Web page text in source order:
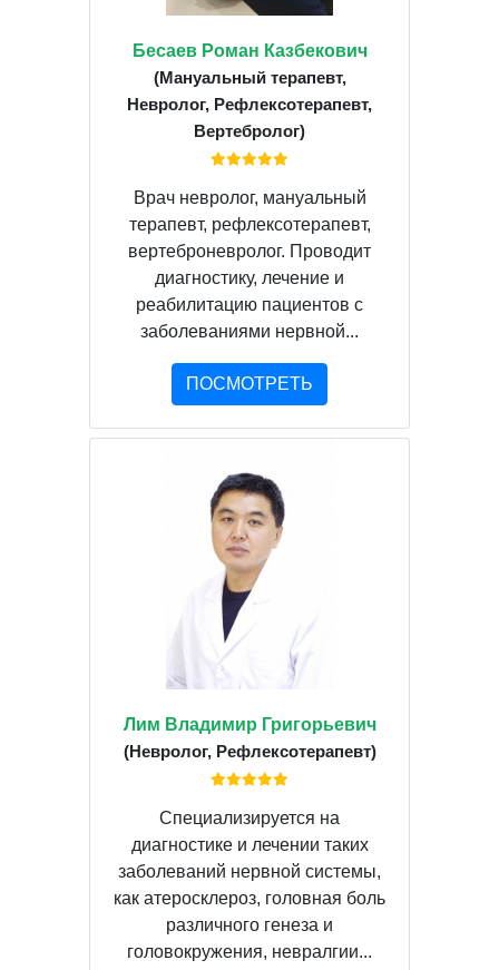
Бесаев Роман Казбекович
(Мануальный терапевт,
Невролог, Рефлексотерапевт,
Вертебролог)
Врач невролог, мануальный
терапевт, рефлексотерапевт,
вертеброневролог. Проводит
диагностику, лечение и
реабилитацию пациентов с
заболеваниями нервной...
ПОСМОТРЕТЬ
Лим Владимир Григорьевич
(Невролог, Рефлексотерапевт)
Специализируется на
диагностике и лечении таких
заболеваний нервной системы,
как атеросклероз, головная боль
различного генеза и
головокружения, невралгии...